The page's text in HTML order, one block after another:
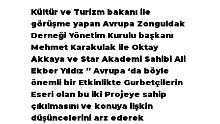
Kültür ve Turizm bakanı ile
görüşme yapan Avrupa Zonguldak
Derneği Yönetim Kurulu başkanı
Mehmet Karakulak ile Oktay
Akkaya ve Star Akademi Sahibi Ali
Ekber Yıldız ” Avrupa ‘da böyle
önemli bir Etkinlikte Gurbetçilerin
Eseri olan bu iki Projeye sahip
çıkılmasını ve konuya ilşkin
düşüncelerini arz ederek